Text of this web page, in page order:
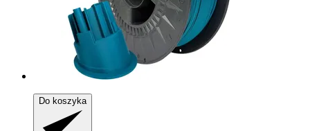
Do koszyka